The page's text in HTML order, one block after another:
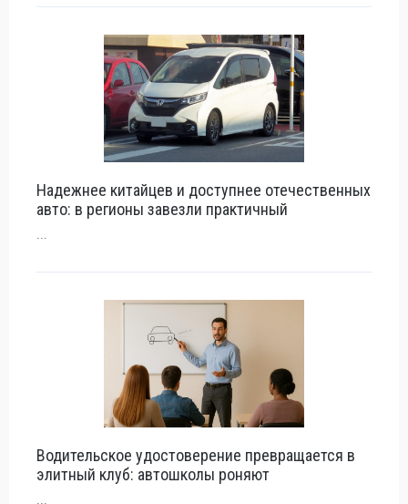
Надежнее китайцев и доступнее отечественных
авто: в регионы завезли практичный
...
Водительское удостоверение превращается в
элитный клуб: автошколы роняют
...